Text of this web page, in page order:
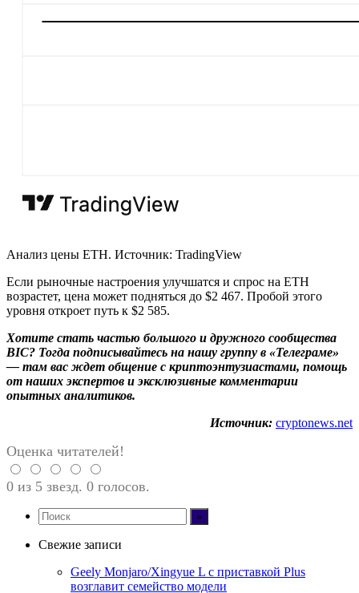
Анализ цены ETH. Источник: TradingView
Если рыночные настроения улучшатся и спрос на ETH
возрастет, цена может подняться до $2 467. Пробой этого
уровня откроет путь к $2 585.
Хотите стать частью большого и дружного сообщества
BIC? Тогда подписывайтесь на нашу группу в «Телеграме»
— там вас ждет общение с криптоэнтузиастами, помощь
от наших экспертов и эксклюзивные комментарии
опытных аналитиков.
Источник: cryptonews.net
Оценка читателей!
0 из 5 звезд. 0 голосов.
Свежие записи
Geely Monjaro/Xingyue L с приставкой Plus
возглавит семейство модели